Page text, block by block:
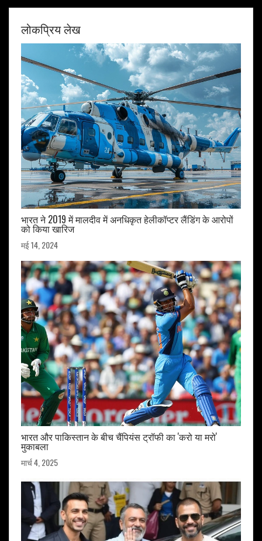
लोकप्रिय लेख
भारत ने 2019 में मालदीव में अनधिकृत हेलीकॉप्टर लैंडिंग के आरोपों
को किया खारिज
मई 14, 2024
भारत और पाकिस्तान के बीच चैंपियंस ट्रॉफी का 'करो या मरो'
मुकाबला
मार्च 4, 2025